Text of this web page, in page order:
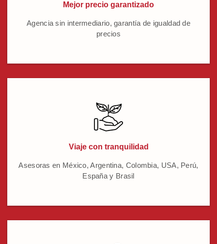
Mejor precio garantizado
Agencia sin intermediario, garantía de igualdad de
precios
Viaje con tranquilidad
Asesoras en México, Argentina, Colombia, USA, Perú,
España y Brasil